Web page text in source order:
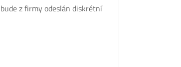
z firmy odeslán diskrétní